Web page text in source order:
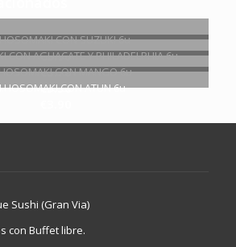
CON SUZUKI 6u
€3.90
CON AGUACATE Y PHILADELPHIA 6u
€3.70
CON MANGO 6u
€3.50CON ATUN 6u
Sushi (Gran Via)
con Buffet libre.